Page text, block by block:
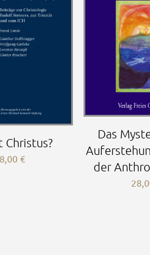
Christus?
€
Das
der